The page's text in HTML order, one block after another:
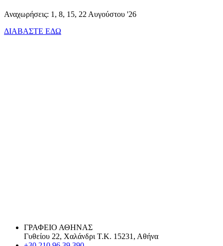
Αναχωρήσεις: 1, 8, 15, 22 Αυγούστου '26
ΔΙΑΒΑΣΤΕ ΕΔΩ
ΓΡΑΦΕΙΟ ΑΘΗΝΑΣ
Γυθείου 22, Χαλάνδρι Τ.Κ. 15231, Αθήνα